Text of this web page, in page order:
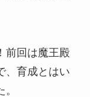
前回は魔王殿
、育成とはい